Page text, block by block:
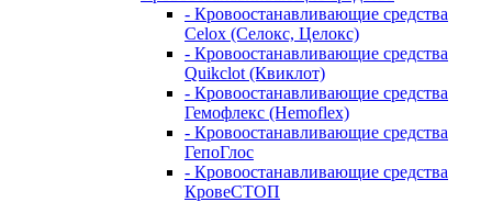
- Кровоостанавливающие средства
Celox (Селокс, Целокс)
- Кровоостанавливающие средства
Quikclot (Квиклот)
- Кровоостанавливающие средства
Гемофлекс (Hemoflex)
- Кровоостанавливающие средства
ГепоГлос
- Кровоостанавливающие средства
КровеСТОП